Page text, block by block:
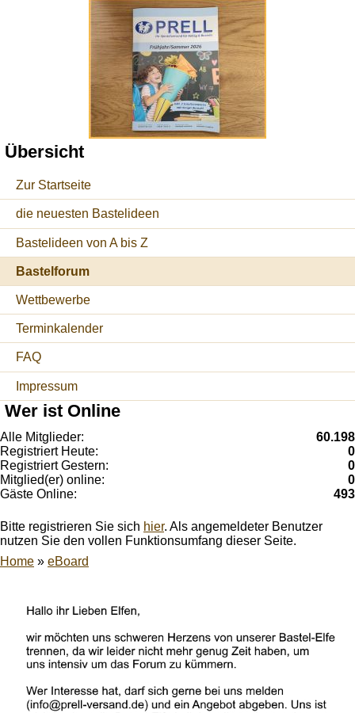
Übersicht
Zur Startseite
die neuesten Bastelideen
Bastelideen von A bis Z
Bastelforum
Wettbewerbe
Terminkalender
FAQ
Impressum
Wer ist Online
Alle Mitglieder:
60.198
Registriert Heute:
0
Registriert Gestern:
0
Mitglied(er) online:
0
Gäste Online:
493
Bitte registrieren Sie sich hier. Als angemeldeter Benutzer
nutzen Sie den vollen Funktionsumfang dieser Seite.
Home » eBoard